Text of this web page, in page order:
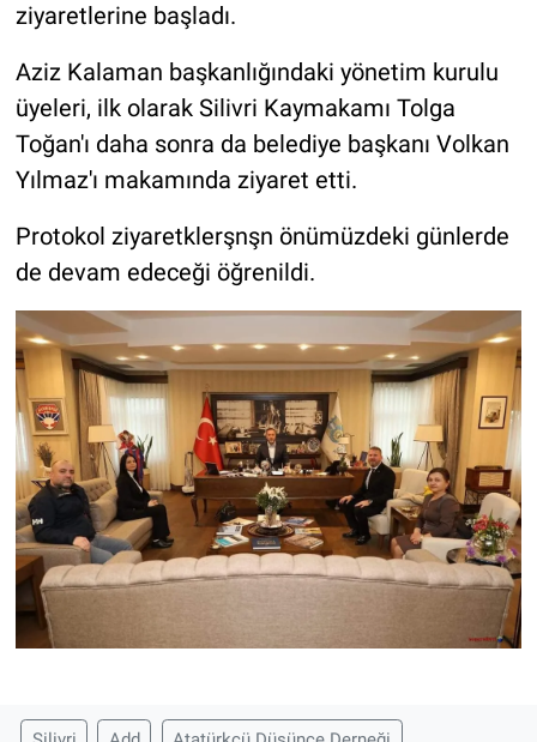
ziyaretlerine başladı.
Aziz Kalaman başkanlığındaki yönetim kurulu
üyeleri, ilk olarak Silivri Kaymakamı Tolga
Toğan'ı daha sonra da belediye başkanı Volkan
Yılmaz'ı makamında ziyaret etti.
Protokol ziyaretklerşnşn önümüzdeki günlerde
de devam edeceği öğrenildi.